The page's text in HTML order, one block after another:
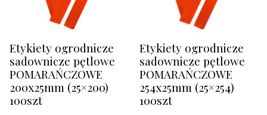
Etykiety ogrodnicze
sadownicze pętlowe
POMARAŃCZOWE
200x25mm (25×200)
100szt
Etykiety ogrodnicze
sadownicze pętlowe
POMARAŃCZOWE
254x25mm (25×254)
100szt